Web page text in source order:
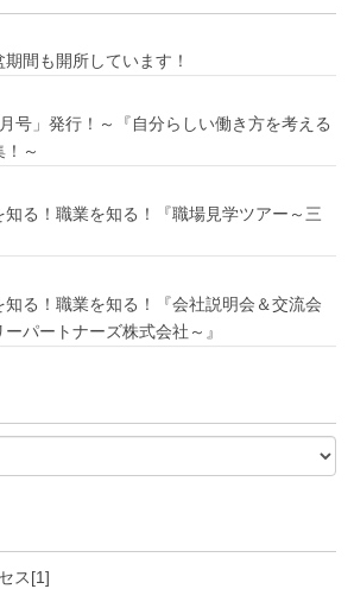
間も開所しています！
号」発行！～『自分らしい働き方を考える
～
知る！職業を知る！『職場見学ツアー～三
知る！職業を知る！『会社説明会＆交流会
パートナーズ株式会社～』
ス[1]